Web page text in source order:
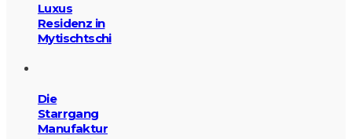
Luxus
Residenz in
Mytischtschi
Die
Starrgang
Manufaktur